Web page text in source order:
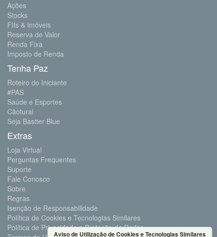
Ações
Stocks
FIIs & Imóveis
Reserva de Valor
Renda Fixa
Imposto de Renda
Tenha Paz
Roteiro do Iniciante
#PAS
Saúde e Esportes
Cãotural
Seja Bastter Blue
Extras
Loja Virtual
Perguntas Frequentes
Suporte
Fale Conosco
Sobre
Regras
Isenção de Responsabilidade
Política de Cookies e Tecnologias Similares
Política de Privacidade e Proteção de Dados
Aviso de Utilização de Cookies e Tecnologias Similares